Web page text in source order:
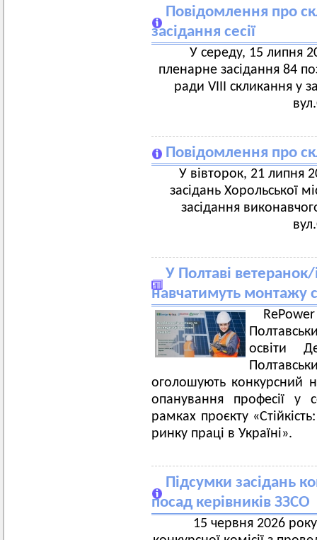
Повідомлення про
засідання сесії
У середу, 15 липня
пленарне засідання 84
ради VIII скликання у
Повідомлення про
У вівторок, 21 липня
засідань Хорольської
засідання
У Полтаві
навчатимуть монтажу
освіти
оголошують конкурсний
опанування професії у
рамках проєкту
ринку праці в Україні».
Підсумки засідань
посад керівників ЗЗСО
15 червня 2026